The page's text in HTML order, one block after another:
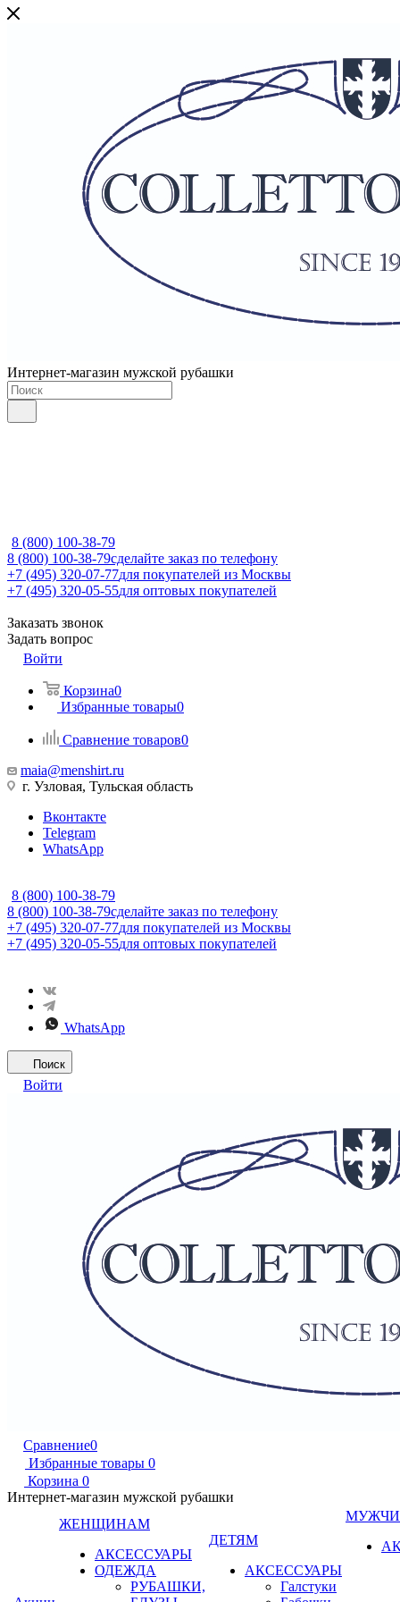
Интернет-магазин мужской рубашки
8 (800) 100-38-79
8 (800) 100-38-79сделайте заказ по телефону
+7 (495) 320-07-77для покупателей из Москвы
+7 (495) 320-05-55для оптовых покупателей
Заказать звонок
Задать вопрос
Войти
Корзина0
Избранные товары0
Сравнение товаров0
maia@menshirt.ru
г. Узловая, Тульская область
Вконтакте
Telegram
WhatsApp
8 (800) 100-38-79
8 (800) 100-38-79сделайте заказ по телефону
+7 (495) 320-07-77для покупателей из Москвы
+7 (495) 320-05-55для оптовых покупателей
WhatsApp
Поиск
Войти
Сравнение0
Избранные товары 0
Корзина 0
Интернет-магазин мужской рубашки
ЖЕНЩИНАМ
АКСЕССУАРЫ
ОДЕЖДА
РУБАШКИ,
ДЕТЯМ
АКСЕССУАРЫ
Галстуки